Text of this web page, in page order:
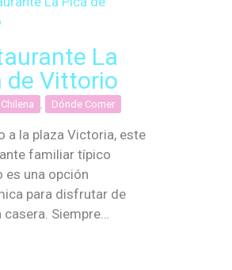
La
de Vittorio
, Dónde Comer
a la plaza Victoria, este
familiar típico
es una opción
para disfrutar de
casera. Siempre…